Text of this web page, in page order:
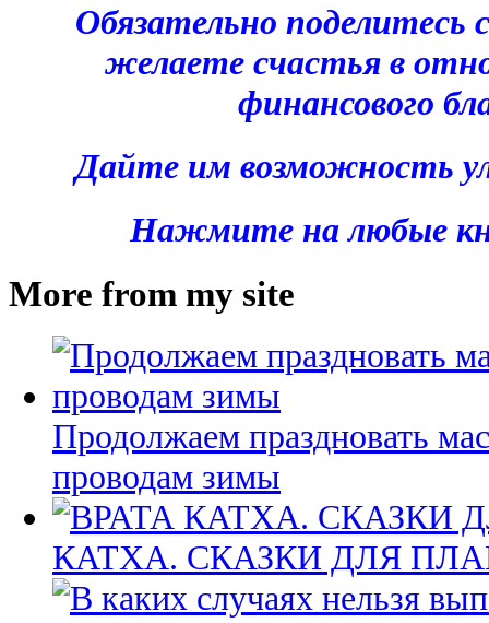
Обязательно
желаете счастья в
финансового
Дайте им возможность
Нажмите на любые
More from my site
Продолжаем праздновать
проводам зимы
КАТХА. СКАЗКИ ДЛЯ